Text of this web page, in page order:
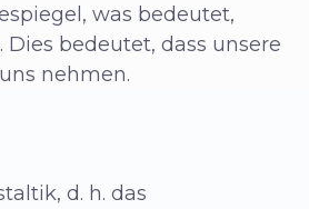
was bedeutet,
bedeutet, dass unsere
nehmen.
d. h. das